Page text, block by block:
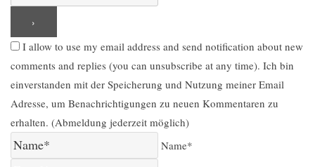
I allow to use my email address and send notification about new
comments and replies (you can unsubscribe at any time). Ich bin
einverstanden mit der Speicherung und Nutzung meiner Email
Adresse, um Benachrichtigungen zu neuen Kommentaren zu
erhalten. (Abmeldung jederzeit möglich)
Name*